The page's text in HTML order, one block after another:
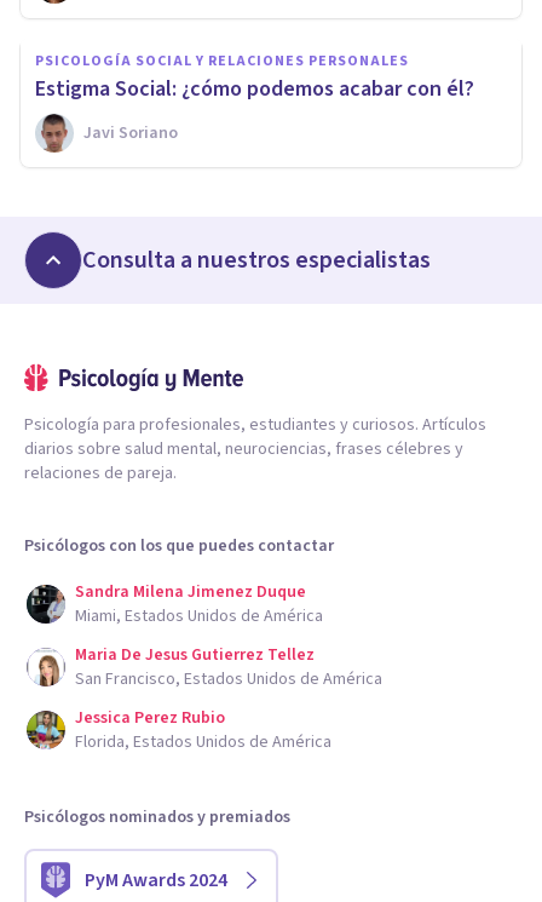
PSICOLOGÍA SOCIAL Y RELACIONES PERSONALES
Estigma Social: ¿cómo podemos acabar con él?
Javi Soriano
Consulta a nuestros especialistas
Psicología para profesionales, estudiantes y curiosos. Artículos
diarios sobre salud mental, neurociencias, frases célebres y
relaciones de pareja.
Psicólogos con los que puedes contactar
Sandra Milena Jimenez Duque
Miami, Estados Unidos de América
Maria De Jesus Gutierrez Tellez
San Francisco, Estados Unidos de América
Jessica Perez Rubio
Florida, Estados Unidos de América
Psicólogos nominados y premiados
PyM Awards 2024